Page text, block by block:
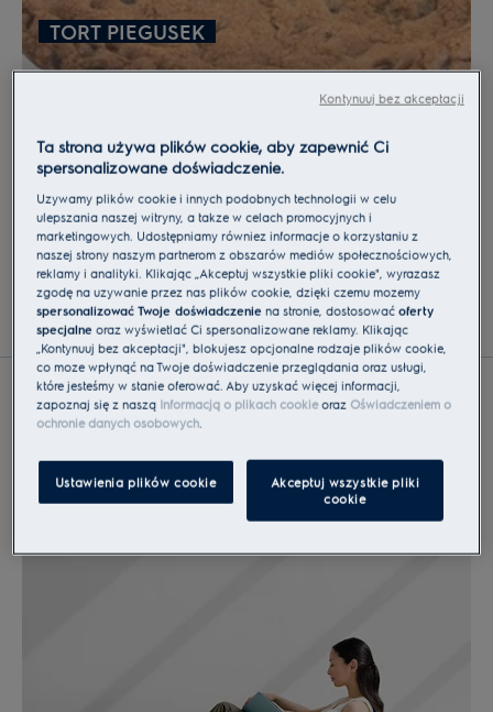
Mieszaj do uzyskania jednolitej konsystencji,
używając płaskiej końcówki dołączonej do robota.
Wyłóż tortownicę o średnicy 18 cm papierem do
pieczenia, wlej połowę ciasta i piecz przez 30 minut.
ostygnięcia.
Masa
Połam czekoladę na kawałki. Podgrzewaj śmietankę
w rondelku, aż zacznie się gotować, wtedy dodaj
czekoladę. Podgrzewaj przez minutę, a potem
mieszaj do uzyskania błyszczącej i jedwabistej
konsystencji. Ostudź do temperatury pokojowej. Przy
pomocy pędzelka posmaruj jedną z warstw tortu
dżemem i 1/3 masy czekoladowej. Przykryj drugą
warstwą tortu, posmaruj ją masą. Włóż do lodówki,
aż czekolada stwardnieje, następnie wyjmij i pokryj
cały tort pozostałą czekoladą. Zanim podzielisz tort
na porcje, włóż go do lodówki na co najmniej pół
godziny.
TORT PIEGUSEK
PIZZA BIANCA
Ta strona używa plików cookie, aby zapewnić Ci
spersonalizowane doświadczenie.
Używamy plików cookie i innych podobnych technologii w celu
ulepszania naszej witryny, a także w celach promocyjnych i
marketingowych. Udostępniamy również informacje o korzystaniu z
naszej strony naszym partnerom z obszarów mediów społecznościowych,
reklamy i analityki. Klikając „Akceptuj wszystkie pliki cookie", wyrażasz
zgodę na używanie przez nas plików cookie, dzięki czemu możemy
spersonalizować Twoje doświadczenie na stronie, dostosowaćoferty
specjalne oraz wyświetlać Ci spersonalizowane reklamy. Klikając
„Kontynuuj bez akceptacji", blokujesz opcjonalne rodzaje plików cookie,
co może wpłynąć na Twoje doświadczenie przeglądania oraz usługi,
które jesteśmy w stanie oferować. Aby uzyskać więcej informacji,
zapoznaj się z naszą Informacją o plikach cookieoraz Oświadczeniem o
ochronie danych osobowych.
Ustawienia plików cookie
Akceptuj wszystkie pliki
cookie
Kontynuuj bez akceptacji